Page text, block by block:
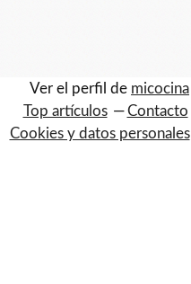
Ver el perfil de micocina
Top artículos
Contacto
Cookies y datos personales